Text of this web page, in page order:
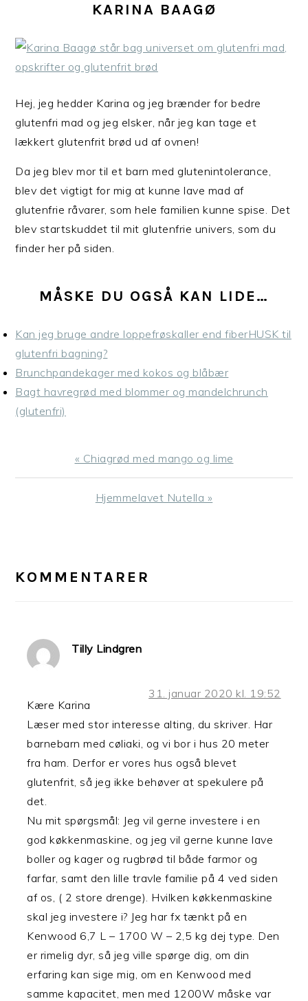
KARINA BAAGØ
Hej, jeg hedder Karina og jeg brænder for bedre
glutenfri mad og jeg elsker, når jeg kan tage et
lækkert glutenfrit brød ud af ovnen!
Da jeg blev mor til et barn med glutenintolerance,
blev det vigtigt for mig at kunne lave mad af
glutenfrie råvarer, som hele familien kunne spise. Det
blev startskuddet til mit glutenfrie univers, som du
finder her på siden.
MÅSKE DU OGSÅ KAN LIDE…
Kan jeg bruge andre loppefrøskaller end fiberHUSK til
glutenfri bagning?
Brunchpandekager med kokos og blåbær
Bagt havregrød med blommer og mandelchrunch
(glutenfri)
Previous
Post:
« Chiagrød med mango og lime
Next
Hjemmelavet Nutella »
KOMMENTARER
Tilly Lindgren
31. januar 2020 kl. 19:52
Kære Karina
Læser med stor interesse alting, du skriver. Har
barnebarn med cøliaki, og vi bor i hus 20 meter
fra ham. Derfor er vores hus også blevet
glutenfrit, så jeg ikke behøver at spekulere på
det.
Nu mit spørgsmål: Jeg vil gerne investere i en
god køkkenmaskine, og jeg vil gerne kunne lave
boller og kager og rugbrød til både farmor og
farfar, samt den lille travle familie på 4 ved siden
af os, ( 2 store drenge). Hvilken køkkenmaskine
skal jeg investere i? Jeg har fx tænkt på en
Kenwood 6,7 L – 1700 W – 2,5 kg dej type. Den
er rimelig dyr, så jeg ville spørge dig, om din
erfaring kan sige mig, om en Kenwood med
samme kapacitet, men med 1200W måske var